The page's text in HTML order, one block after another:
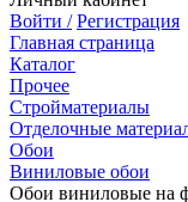
Войти / Регистрация
Главная страница
Каталог
Прочее
Стройматериалы
Отделочные
Обои
Виниловые обои
Обои виниловые на